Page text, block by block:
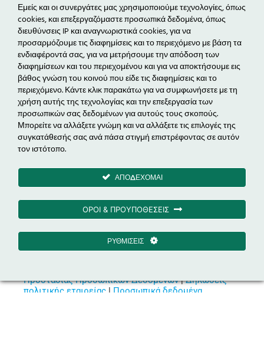
Η εταιρεία
Η ομάδα
Τα νέα μας
Επικοινωνία
Δραστηριότητες
Ενεργειακά Έργα
Ηλεκτροκίνηση
Εξοικονόμηση Ενέργειας & EPC
Διαχείριση Ενέργειας
Μέτοχος
Προστασίας Προσωπικών Δεδομένων|Δηλώσεις
πολιτικής εταιρείας | Προσωπικά δεδομένα
Εμείς και οι συνεργάτες μας χρησιμοποιούμε τεχνολογίες, όπως
cookies, και επεξεργαζόμαστε προσωπικά δεδομένα, όπως
διευθύνσεις IP και αναγνωριστικά cookies, για να
προσαρμόζουμε τις διαφημίσεις και το περιεχόμενο με βάση τα
ενδιαφέροντά σας, για να μετρήσουμε την απόδοση των
διαφημίσεων και του περιεχομένου και για να αποκτήσουμε εις
βάθος γνώση του κοινού που είδε τις διαφημίσεις και το
περιεχόμενο. Κάντε κλικ παρακάτω για να συμφωνήσετε με τη
χρήση αυτής της τεχνολογίας και την επεξεργασία των
προσωπικών σας δεδομένων για αυτούς τους σκοπούς.
Μπορείτε να αλλάξετε γνώμη και να αλλάξετε τις επιλογές της
συγκατάθεσής σας ανά πάσα στιγμή επιστρέφοντας σε αυτόν
τον ιστότοπο.
ΑΠΟΔΕΧΟΜΑΙ
ΟΡΟΙ & ΠΡΟΥΠΟΘΕΣΕΙΣ
ΡΥΘΜΙΣΕΙΣ